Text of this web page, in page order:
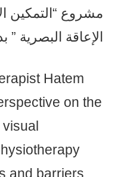
مشروع “التمكين
الإعاقة البصرية
Hatem
on the
and barriers